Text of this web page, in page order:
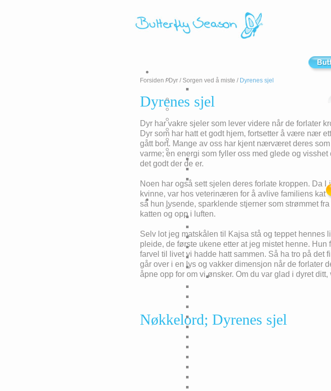
Forsiden /Dyr / Sorgen ved å miste / Dyrenes sjel
Dyrenes sjel
Dyr har vakre sjeler som lever videre når de forlater
Dyr som har hatt et godt hjem, fortsetter å være nær
gått bort. Mange av oss har kjent nærværet deres
varme; en energi som fyller oss med glede og visshet
det godt der de er.
Noen har også sett sjelen deres forlate kroppen. Da
kvinne, var hos veterinæren for å avlive familiens katt
så hun lysende, sparklende stjerner som strømmet
katten og opp i luften.
Selv lot jeg matskålen til Kajsa stå og teppet hennes
pleide, de første ukene etter at jeg mistet henne.
farvel til livet vi hadde hatt sammen. Så ha tro på det
går over i en lys og vakker dimensjon når de forlater
åpne opp for om vi ønsker. Om du var glad i dyret
Nøkkelord; Dyrenes sjel